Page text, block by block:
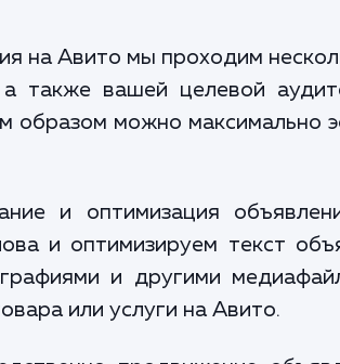
на Авито мы проходим
а также вашей целевой
образом можно максимально
и оптимизация
и оптимизируем текст
и другими
или услуги на Авито.